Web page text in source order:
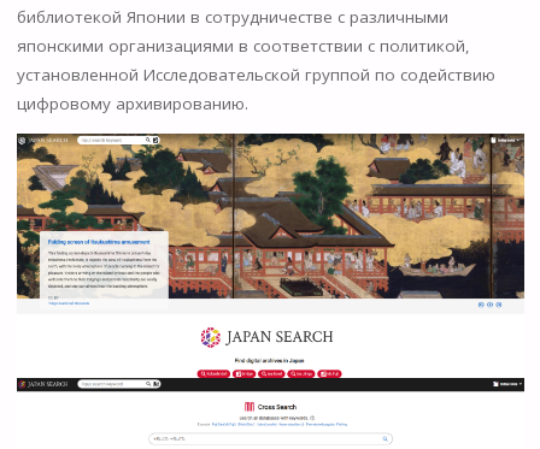
библиотекой Японии в сотрудничестве с различными
японскими организациями в соответствии с политикой,
установленной Исследовательской группой по содействию
цифровому архивированию.